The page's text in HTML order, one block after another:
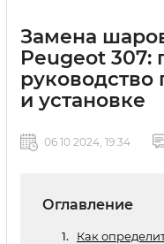
Замена
Peugeot 307:
руководство
и установке
06 10 2024, 19:34
Оглавление
Как